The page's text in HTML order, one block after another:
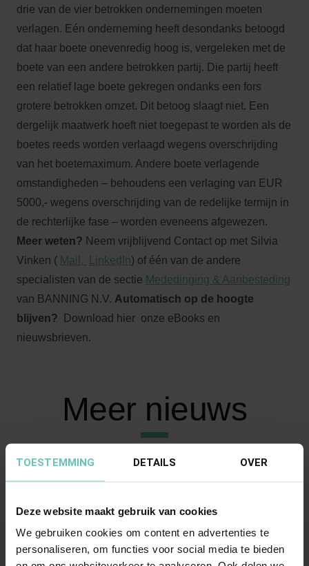
TOESTEMMING DETAILS OVER
Deze website maakt gebruik van cookies
We gebruiken cookies om content en advertenties te
personaliseren, om functies voor social media te bieden
drie van de vier betrokken ondernemingen moeten
verlagen. Eén onderneming heeft desondanks betoogd
dat haar boete onevenredig hoog is, vergeleken met de
boete van een andere betrokken partij. Die partij heeft
een relatief lage boete gekregen ondanks een fors
grotere betrokken omzet. Dit betoog slaagt niet. Een
dergelijk maatwerk hoeft niet toegepast te worden als de
boetes reeds worden verlaagd wegens overschrijding
van het boetemaximum. Andere boete verlagende
omstandigheden – behoudens een verlaging van EUR
5000,- wegens overschrijding van de redelijke termijn in
de rechterlijke fase – worden eveneens afgewezen.
Meer weten? Neem vrijblijvend Contact op met Silvia
Vinken ( Mail, LinkedIn) of één van de andere
specialisten van de sectie Mededinging & Aanbesteding
van BANNING N.V. Automatisch op de hoogte
blijven?
Download hier onze eBooks en
nieuwsbrieven.
Meer nieuws